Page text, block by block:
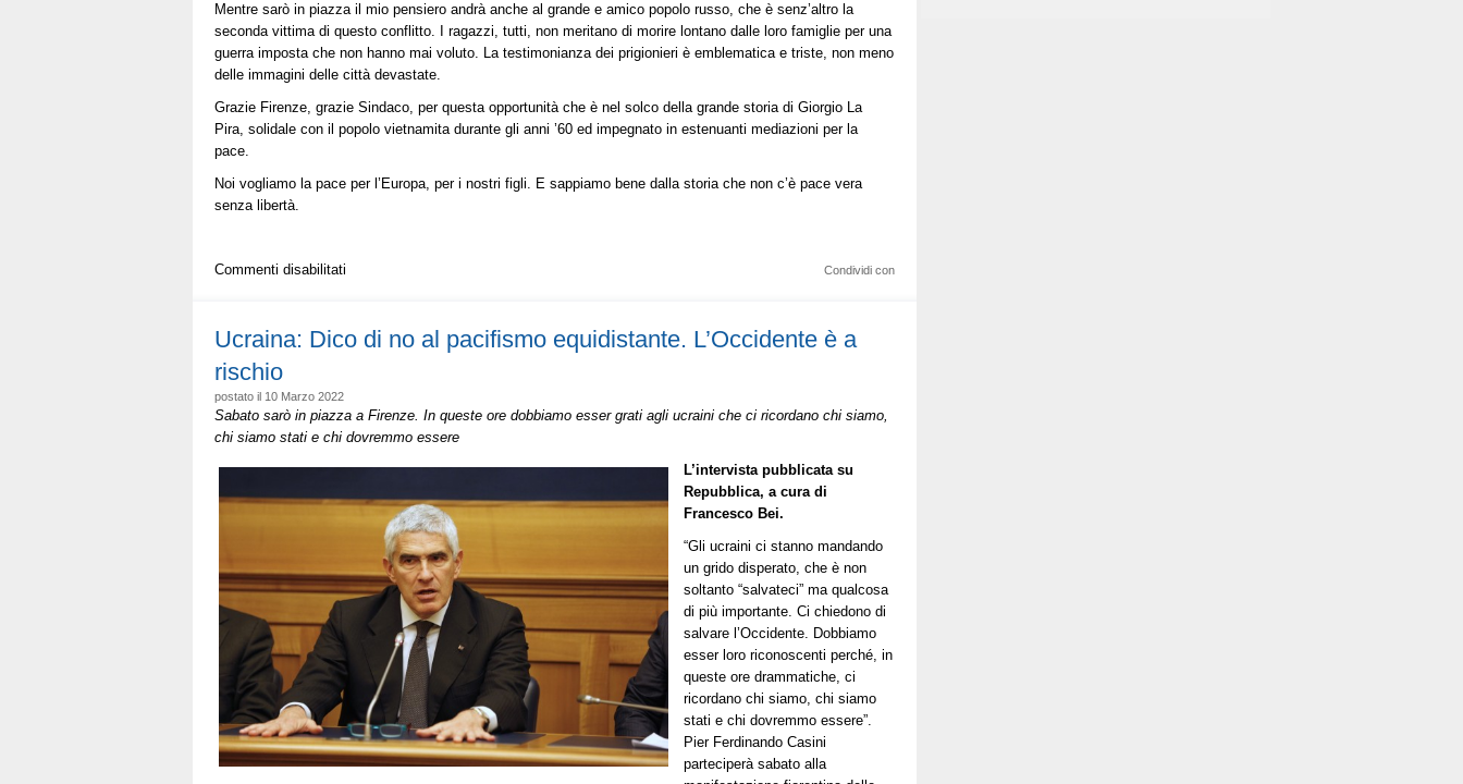
Mentre sarò in piazza il mio pensiero andrà anche al grande e amico popolo russo, che è senz’altro la
seconda vittima di questo conflitto. I ragazzi, tutti, non meritano di morire lontano dalle loro famiglie per una
guerra imposta che non hanno mai voluto. La testimonianza dei prigionieri è emblematica e triste, non meno
delle immagini delle città devastate.
Grazie Firenze, grazie Sindaco, per questa opportunità che è nel solco della grande storia di Giorgio La
Pira, solidale con il popolo vietnamita durante gli anni ’60 ed impegnato in estenuanti mediazioni per la
pace.
Noi vogliamo la pace per l’Europa, per i nostri figli. E sappiamo bene dalla storia che non c’è pace vera
senza libertà.
Commenti disabilitati
bisogna
Firenze
per
“Cities
stand
Ukraine”
Condividi con
Ucraina: Dico di no al pacifismo equidistante. L’Occidente è a
rischio
postato il 10 Marzo 2022
Sabato sarò in piazza a Firenze. In queste ore dobbiamo esser grati agli ucraini che ci ricordano chi siamo,
chi siamo stati e chi dovremmo essere
L’intervista pubblicata su
Repubblica, a cura di
Francesco Bei.
“Gli ucraini ci stanno mandando
un grido disperato, che è non
soltanto “salvateci” ma qualcosa
di più importante. Ci chiedono di
salvare l’Occidente. Dobbiamo
esser loro riconoscenti perché, in
queste ore drammatiche, ci
ricordano chi siamo, chi siamo
stati e chi dovremmo essere”.
Pier Ferdinando Casini
parteciperà sabato alla